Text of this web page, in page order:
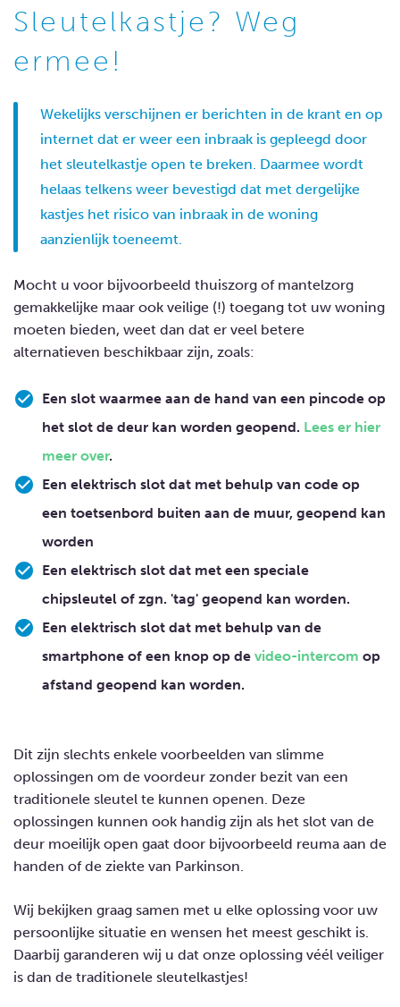
Sleutelkastje? Weg
ermee!
Wekelijks verschijnen er berichten in de krant en op
internet dat er weer een inbraak is gepleegd door
het sleutelkastje open te breken. Daarmee wordt
helaas telkens weer bevestigd dat met dergelijke
kastjes het risico van inbraak in de woning
aanzienlijk toeneemt.
Mocht u voor bijvoorbeeld thuiszorg of mantelzorg
gemakkelijke maar ook veilige (!) toegang tot uw woning
moeten bieden, weet dan dat er veel betere
alternatieven beschikbaar zijn, zoals:
Een slot waarmee aan de hand van een pincode op
het slot de deur kan worden geopend. Lees er hier
meer over.
Een elektrisch slot dat met behulp van code op
een toetsenbord buiten aan de muur, geopend kan
worden
Een elektrisch slot dat met een speciale
chipsleutel of zgn. 'tag' geopend kan worden.
Een elektrisch slot dat met behulp van de
smartphone of een knop op de video-intercom op
afstand geopend kan worden.
Dit zijn slechts enkele voorbeelden van slimme
oplossingen om de voordeur zonder bezit van een
traditionele sleutel te kunnen openen. Deze
oplossingen kunnen ook handig zijn als het slot van de
deur moeilijk open gaat door bijvoorbeeld reuma aan de
handen of de ziekte van Parkinson.
Wij bekijken graag samen met u elke oplossing voor uw
persoonlijke situatie en wensen het meest geschikt is.
Daarbij garanderen wij u dat onze oplossing véél veiliger
is dan de traditionele sleutelkastjes!